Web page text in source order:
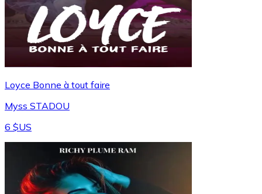
Loyce Bonne à tout faire
Myss STADOU
6 $US